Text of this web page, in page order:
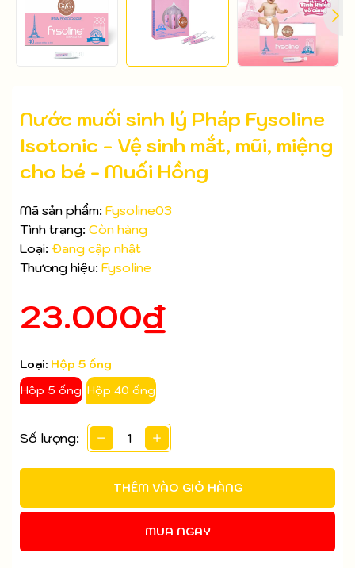
Nước muối sinh lý Pháp Fysoline
Isotonic - Vệ sinh mắt, mũi, miệng
cho bé - Muối Hồng
Mã sản phẩm: Fysoline03
Tình trạng: Còn hàng
Loại: Đang cập nhật
Thương hiệu: Fysoline
23.000₫
Loại: Hộp 5 ống
Hộp 5 ống Hộp 40 ống
Số lượng:
THÊM VÀO GIỎ HÀNG
MUA NGAY
Mã giảm giá:
Ngày hết hạn:
Điều kiện: